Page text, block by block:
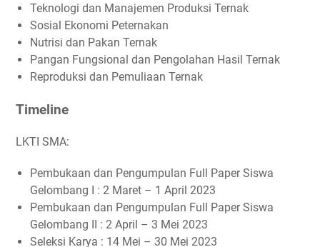
Teknologi dan Manajemen Produksi Ternak
Sosial Ekonomi Peternakan
Nutrisi dan Pakan Ternak
Pangan Fungsional dan Pengolahan Hasil Ternak
Reproduksi dan Pemuliaan Ternak
Timeline
LKTI SMA:
Pembukaan dan Pengumpulan Full Paper Siswa
Gelombang I : 2 Maret – 1 April 2023
Pembukaan dan Pengumpulan Full Paper Siswa
Gelombang II : 2 April – 3 Mei 2023
Seleksi Karya : 14 Mei – 30 Mei 2023